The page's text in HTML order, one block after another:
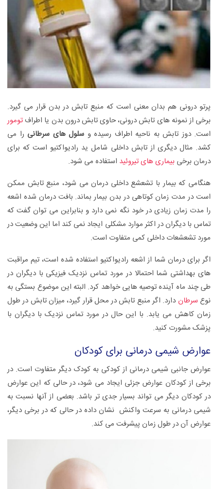
پرتو درونی هم بدان معنی است که منبع تابش در بدن قرار می گیرد.
برخی از نمونه های تابش درونی، حاوی تابش درون بدن یا اطرافتومور
است. دوز تابش به ناحیه اطراف رسیده و سلول های سرطانی را می
کشد. مثال دیگری از تابش داخلی شامل ید رادیواکتیو است که برای
درمان برخی بیماری های تیروئید استفاده می شود.
هنگامی که بیمار با تشعشع داخلی درمان می شود، منبع تابش ممکن
است در مدت زمان کوتاهی در بدن بیمار بماند. بافت درمان شده اشعه
را مدت زمان زیادی در خود نگه نمی دارد و بنابراین می توان گفت که
تماس با دیگران در اکثر موارد مشکلی ایجاد نمی کند اما این وضعیت در
مورد تشعشعات داخلی کمی متفاوت است.
اگر برای درمان شما از اشعه رادیواکتیو استفاده شده است، تیم مراقبت
های بهداشتی شما احتمالا در مورد تماس نزدیک فیزیکی با دیگران در
طی چند ماه آینده توصیه هایی خواهد کرد. البته این موضوع بستگی به
نوع سرطان دارد. اگر منبع تابش در محل قرار گیرد، میزان تابش در طول
زمان کاهش می یابد. با این حال در مورد تماس نزدیک با دیگران با
پزشک مشورت کنید.
عوارض شیمی درمانی برای کودکان
عوارض جانبی شیمی درمانی از کودکی به کودک دیگر متفاوت است. در
برخی از کودکان عوارض جزئی ایجاد می شود، در حالی که این عوارض
در کودکان دیگر می تواند بسیار جدی تر باشد. بعضی از آنها نسبت به
شیمی درمانی به سرعت واکنش نشان داده در حالی که در برخی دیگر،
عوارض آن در طول زمان پیشرفت می کند.